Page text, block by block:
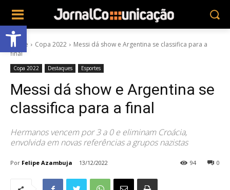
Abrir a barra de ferramentas
Home Copa 2022
Messi dá show e Argentina se classifica para a
final
Copa 2022 Destaques Esportes
Messi dá show e Argentina se
classifica para a final
Hermanos vencem por 3 a 0 e eliminam Croácia,
envolvida em novas referências a grupos nazistas
Por Felipe Azambuja 13/12/2022 0
94